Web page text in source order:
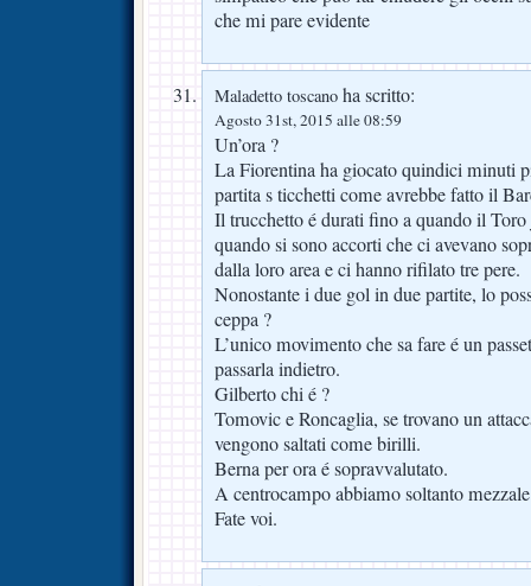
che mi pare evidente
Maladetto toscano ha scritto:
Agosto 31st, 2015 alle 08:59
Un’ora ?
La Fiorentina ha giocato quindici minuti
partita s ticchetti come avrebbe fatto il
Il trucchetto é durati fino a quando il
quando si sono accorti che ci avevano
dalla loro area e ci hanno rifilato tre pere.
Nonostante i due gol in due partite, lo
ceppa ?
L’unico movimento che sa fare é un
passarla indietro.
Gilberto chi é ?
Tomovic e Roncaglia, se trovano un
vengono saltati come birilli.
Berna per ora é sopravvalutato.
A centrocampo abbiamo soltanto
Fate voi.